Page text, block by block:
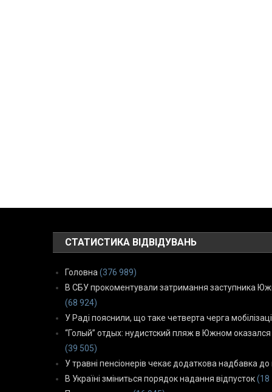
СТАТИСТИКА ВІДВІДУВАНЬ
Головна (376 989)
В СБУ прокоментували затримання заступника
(68 924)
У Раді пояснили, що таке четверта черга
“Голый” отдых: нудистский пляж в Южном
(39 505)
У травні пенсіонерів чекає додаткова надбавка до
В Україні зміниться порядок надання відпусток (18